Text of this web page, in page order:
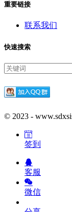
重要链接
联系我们
快速搜索
© 2023 -
签到
客服
微信